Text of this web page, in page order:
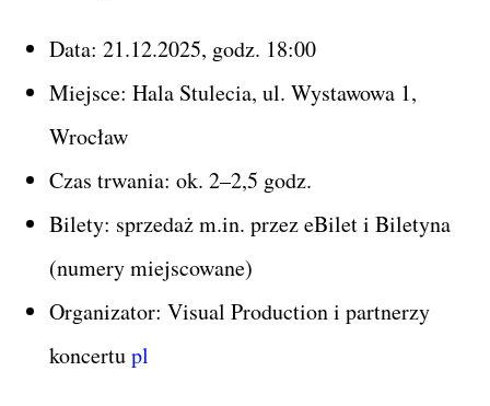
Data: 21.12.2025, godz. 18:00
Miejsce: Hala Stulecia, ul. Wystawowa 1,
Wrocław
Czas trwania: ok. 2–2,5 godz.
Bilety: sprzedaż m.in. przez eBilet i Biletyna
(numery miejscowane)
Organizator: Visual Production i partnerzy
koncertupl